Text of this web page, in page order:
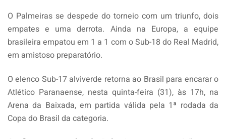
O Palmeiras se despede do torneio com um triunfo, dois
empates e uma derrota. Ainda na Europa, a equipe
brasileira empatou em 1 a 1 com o Sub-18 do Real Madrid,
em amistoso preparatório.
O elenco Sub-17 alviverde retorna ao Brasil para encarar o
Atlético Paranaense, nesta quinta-feira (31), às 17h, na
Arena da Baixada, em partida válida pela 1ª rodada da
Copa do Brasil da categoria.